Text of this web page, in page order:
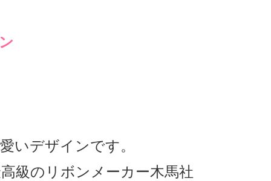
いデザインです。
級のリボンメーカー木馬社